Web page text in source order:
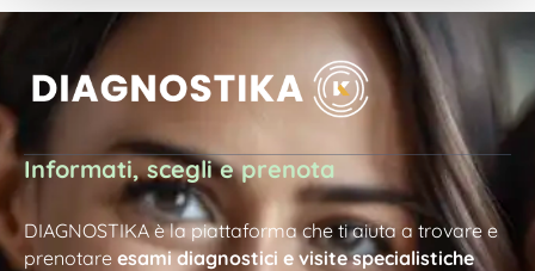
Informati, scegli e prenota
DIAGNOSTIKA è la piattaforma che ti aiuta a trovare e
prenotare esami diagnostici e visite specialistiche